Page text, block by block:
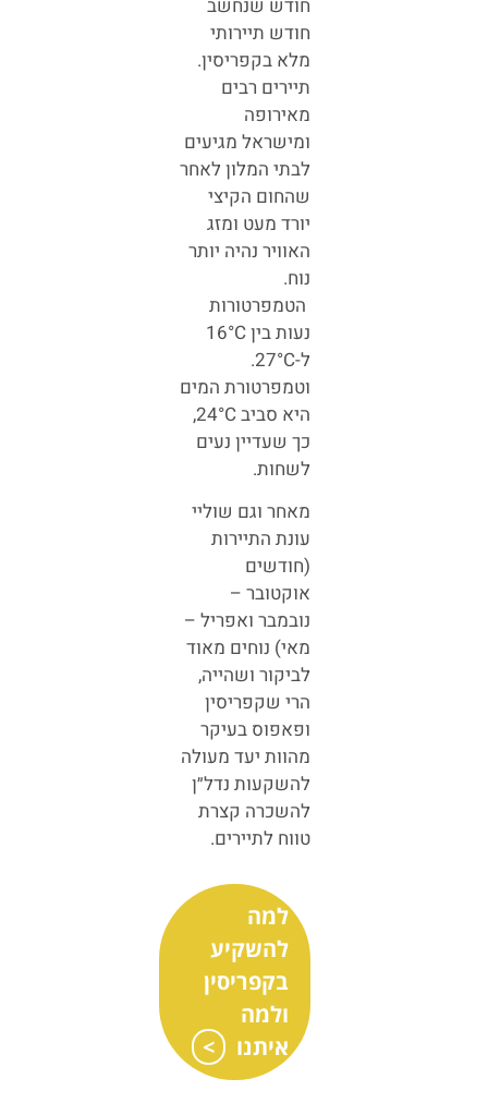
חודש שנחשב
חודש תיירותי
מלא בקפריסין.
תיירים רבים
מאירופה
ומישראל מגיעים
לבתי המלון לאחר
שהחום הקיצי
יורד מעט ומזג
האוויר נהיה יותר
נוח.
הטמפרטורות
נעות בין 16°C
ל-27°C.
וטמפרטורת המים
היא סביב
24°C,
כך שעדיין נעים
לשחות.
מאחר וגם שוליי
עונת התיירות
(חודשים
אוקטובר –
נובמבר ואפריל –
מאי) נוחים מאוד
לביקור ושהייה,
הרי שקפריסין
ופאפוס בעיקר
מהוות יעד מעולה
להשקעות נדל״ן
להשכרה קצרת
טווח לתיירים.
למה
להשקיע
בקפריסין
ולמה
איתנו